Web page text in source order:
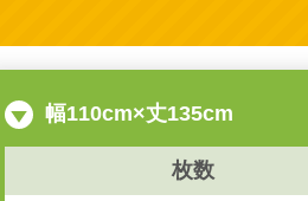
幅110cm×丈135cm
枚数